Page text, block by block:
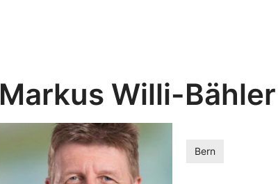
Markus Willi-Bähler
Bern